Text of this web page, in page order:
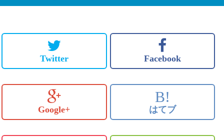
Twitter Facebook
Google+
B!
はてブ